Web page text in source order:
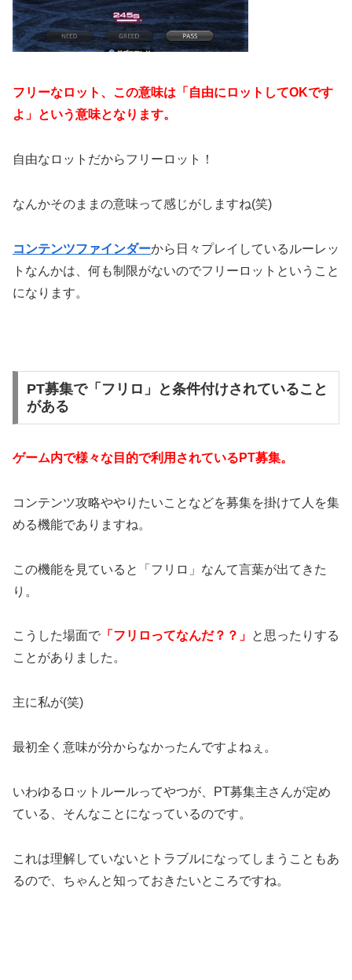
フリーなロット、この意味は「自由にロットしてOKです
よ」という意味となります。
自由なロットだからフリーロット！
なんかそのままの意味って感じがしますね(笑)
コンテンツファインダーから日々プレイしているルーレッ
トなんかは、何も制限がないのでフリーロットということ
になります。
PT募集で「フリロ」と条件付けされていること
がある
ゲーム内で様々な目的で利用されているPT募集。
コンテンツ攻略ややりたいことなどを募集を掛けて人を集
める機能でありますね。
この機能を見ていると「フリロ」なんて言葉が出てきた
り。
こうした場面で 「フリロってなんだ？？」 と思ったりする
ことがありました。
主に私が(笑)
最初全く意味が分からなかったんですよねぇ。
いわゆるロットルールってやつが、PT募集主さんが定め
ている、そんなことになっているのです。
これは理解していないとトラブルになってしまうこともあ
るので、ちゃんと知っておきたいところですね。